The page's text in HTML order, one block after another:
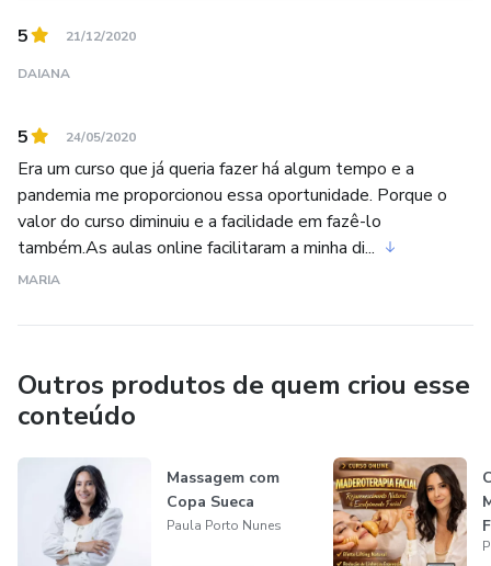
5 21/12/2020
DAIANA
5 24/05/2020
Era um curso que já queria fazer há algum tempo e a
pandemia me proporcionou essa oportunidade. Porque o
valor do curso diminuiu e a facilidade em fazê-lo
também.As aulas online facilitaram a minha di...
MARIA
Outros produtos de quem criou esse
conteúdo
Massagem com
Copa Sueca
Paula Porto Nunes